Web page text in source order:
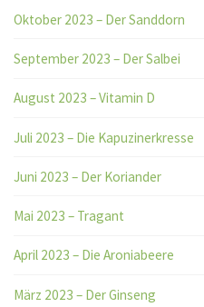
Oktober 2023 – Der Sanddorn
September 2023 – Der Salbei
August 2023 – Vitamin D
Juli 2023 – Die Kapuzinerkresse
Juni 2023 – Der Koriander
Mai 2023 – Tragant
April 2023 – Die Aroniabeere
März 2023 – Der Ginseng